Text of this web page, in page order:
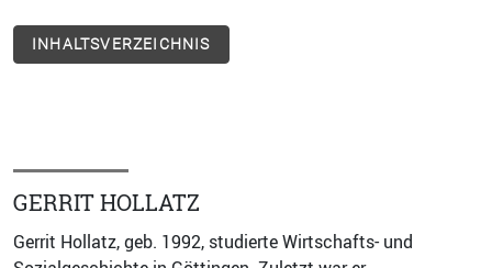
INHALTSVERZEICHNIS
GERRIT HOLLATZ
Gerrit Hollatz, geb. 1992, studierte Wirtschafts- und